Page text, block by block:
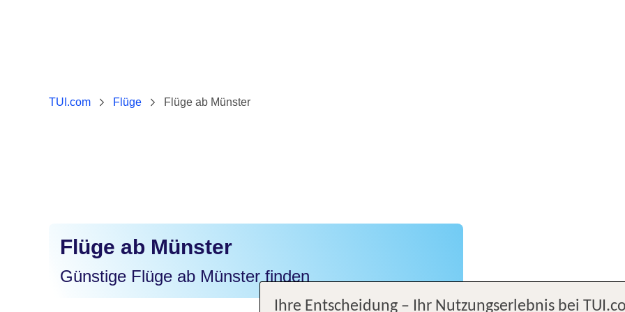
TUI.com Flüge Flüge ab Münster
Flüge ab Münster
Günstige Flüge ab Münster finden
Ihre Entscheidung – Ihr Nutzungserlebnis bei